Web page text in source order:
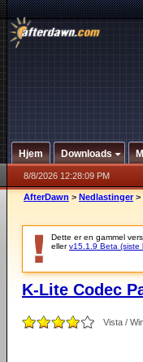
Hjem Downloads
8/8/2026 12:28:09 PM
AfterDawn > Nedlastinger >
Dette er en gammel
ellerv15.1.9 Beta (siste
K-Lite Codec
Vista /